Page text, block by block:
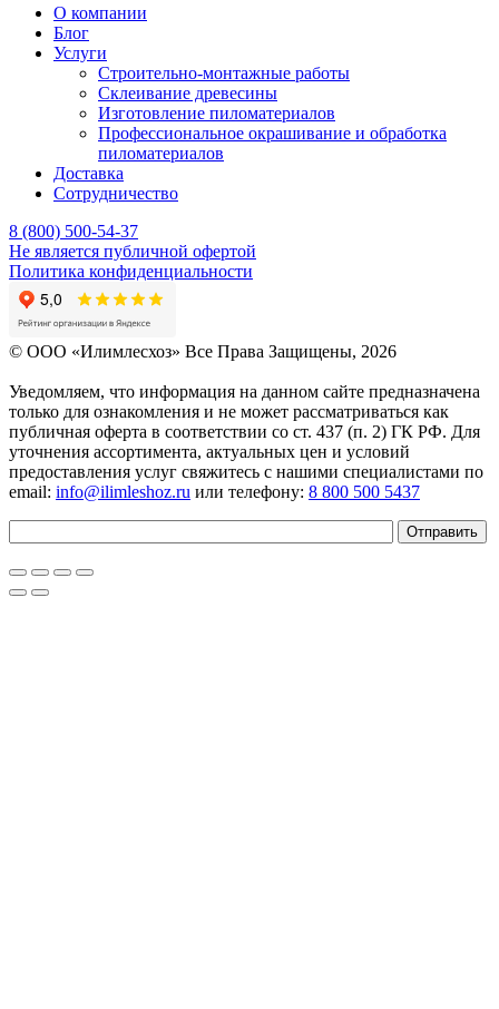
О компании
Блог
Услуги
Строительно-монтажные работы
Склеивание древесины
Изготовление пиломатериалов
Профессиональное окрашивание и обработка
пиломатериалов
Доставка
Сотрудничество
8 (800) 500-54-37
Не является публичной офертой
Политика конфиденциальности
© OOO «Илимлесхоз» Все Права Защищены, 2026
Уведомляем, что информация на данном сайте предназначена
только для ознакомления и не может рассматриваться как
публичная оферта в соответствии со ст. 437 (п. 2) ГК РФ. Для
уточнения ассортимента, актуальных цен и условий
предоставления услуг свяжитесь с нашими специалистами по
email: info@ilimleshoz.ru или телефону: 8 800 500 5437